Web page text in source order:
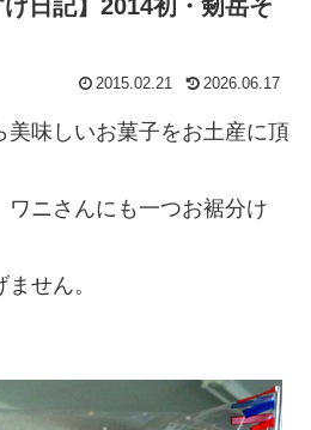
け日記】2014初・剱岳そ
2015.02.21 2026.06.17
美味しいお菓子をお土産に頂
ワニさんにも一つお裾分け
せん。